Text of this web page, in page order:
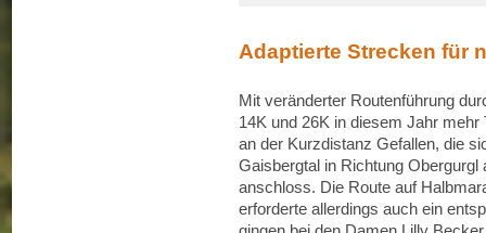
Adaptierte Strecken für
Mit veränderter Routenführung
14K und 26K in diesem Jahr
an der Kurzdistanz Gefallen, die
Gaisbergtal in Richtung
anschloss. Die Route auf
erforderte allerdings auch ein